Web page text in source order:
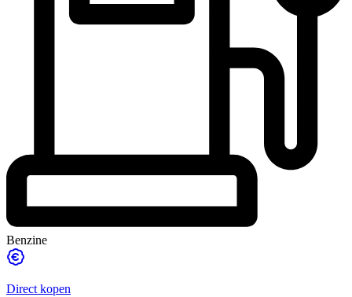
Benzine
Direct kopen